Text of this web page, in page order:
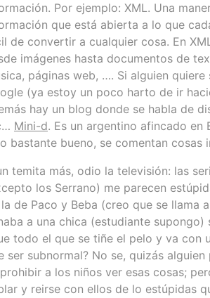
Por ejemplo: XML. Una
que está abierta a lo que
de convertir a cualquier cosa. En
imágenes hasta documentos de
páginas web, …. Si alguien quiere
(ya estoy un poco harto de ir
hay un blog donde se habla de
Mini-d. Es un argentino afincado en
bastante bueno, se comentan cosas
temita más, odio la televisión: las
los Serrano) me parecen
de Paco y Beba (creo que se llama
a una chica (estudiante supongo)
todo el que se tiñe el pelo y va con
ser subnormal? No se, quizás
a los niños ver esas cosas;
y reirse con ellos de lo estúpidas